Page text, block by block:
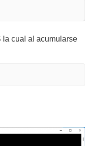
la cual al acumularse